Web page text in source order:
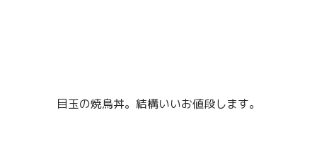
目玉の焼鳥丼。結構いいお値段します。